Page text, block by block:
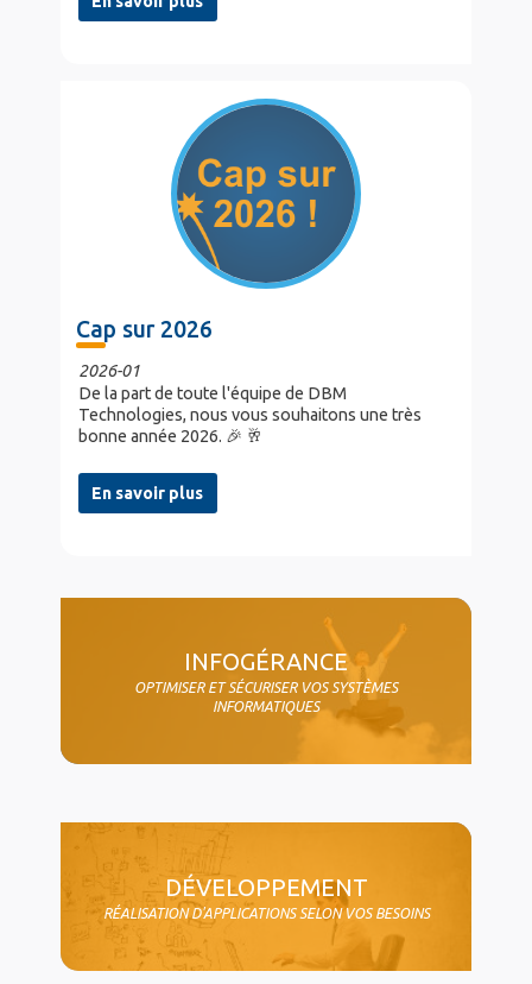
Cap sur 2026
2026-01
De la part de toute l'équipe de DBM
Technologies, nous vous souhaitons une très
bonne année 2026. 🎉 🥂
En savoir plus
INFOGÉRANCE
OPTIMISER ET SÉCURISER VOS SYSTÈMES
INFORMATIQUES
DÉVELOPPEMENT
RÉALISATION D'APPLICATIONS SELON VOS BESOINS